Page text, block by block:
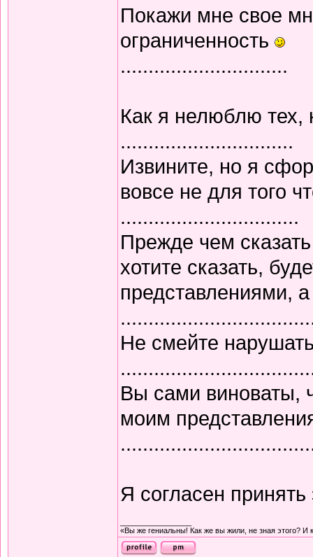
Покажи мне свое
ограниченность
..............................
Как я нелюблю тех,
...............................
Извините, но я
вовсе не для того
................................
Прежде чем
хотите сказать,
представлениями,
Не смейте
Вы сами виноваты,
моим
Я согласен
«Вы же гениальны! Как же вы жили, не зная этого? И